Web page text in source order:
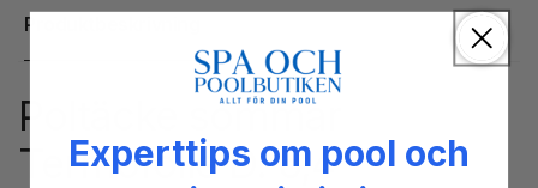
Produktbeskrivning
Poltäcke sommar
Termofolie D. 6,4
Experttips om pool och